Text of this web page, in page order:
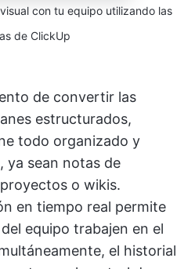
con tu equipo utilizando las
de ClickUp
de convertir las
estructurados,
todo organizado y
ya sean notas de
o wikis.
en tiempo real permite
equipo trabajen en el
el historial